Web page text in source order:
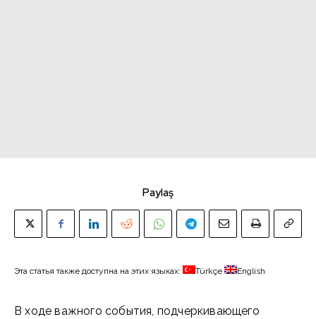
Paylaş
Эта статья также доступна на этих языках: Türkçe English
В ходе важного события, подчеркивающего